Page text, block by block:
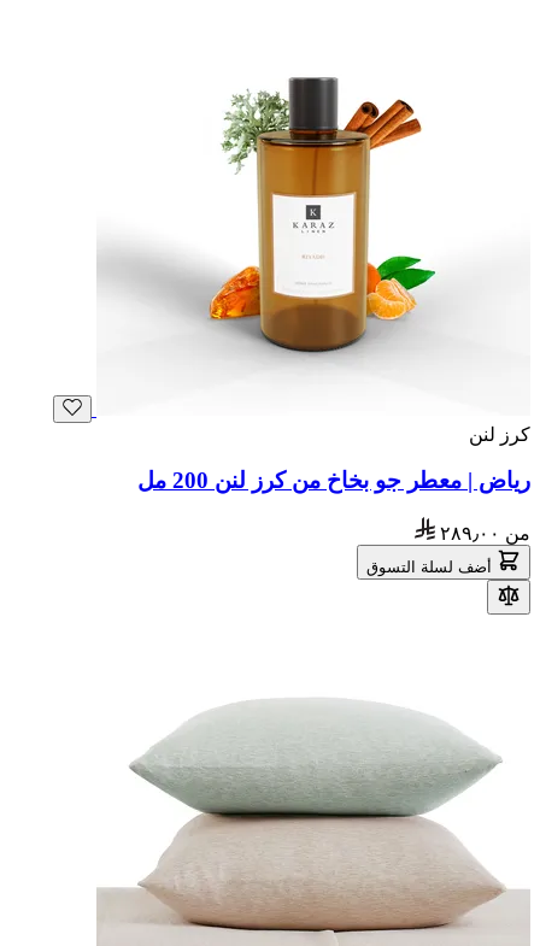
كرز لنن
رياض | معطر جو بخاخ من كرز لنن 200 مل
من ٢٨٩٫٠٠
أضف لسلة التسوق